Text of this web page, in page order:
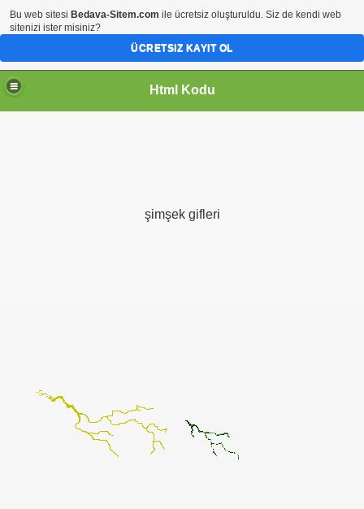
Html Kodu
şimşek gifleri
Bu web sitesi Bedava-Sitem.com ile ücretsiz oluşturuldu. Siz de kendi web
sitenizi ister misiniz?
ÜCRETSIZ KAYIT OL